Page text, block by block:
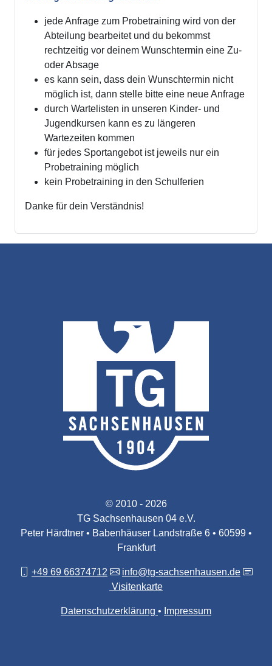
jede Anfrage zum Probetraining wird von der
Abteilung bearbeitet und du bekommst
rechtzeitig vor deinem Wunschtermin eine Zu-
oder Absage
es kann sein, dass dein Wunschtermin nicht
möglich ist, dann stelle bitte eine neue Anfrage
durch Wartelisten in unseren Kinder- und
Jugendkursen kann es zu längeren
Wartezeiten kommen
für jedes Sportangebot ist jeweils nur ein
Probetraining möglich
kein Probetraining in den Schulferien
Danke für dein Verständnis!
© 2010 - 2026
TG Sachsenhausen 04 e.V.
Peter Härdtner • Babenhäuser Landstraße 6 • 60599 •
Frankfurt
+49 69 66374712
info@tg-sachsenhausen.de
Visitenkarte
Datenschutzerklärung Impressum